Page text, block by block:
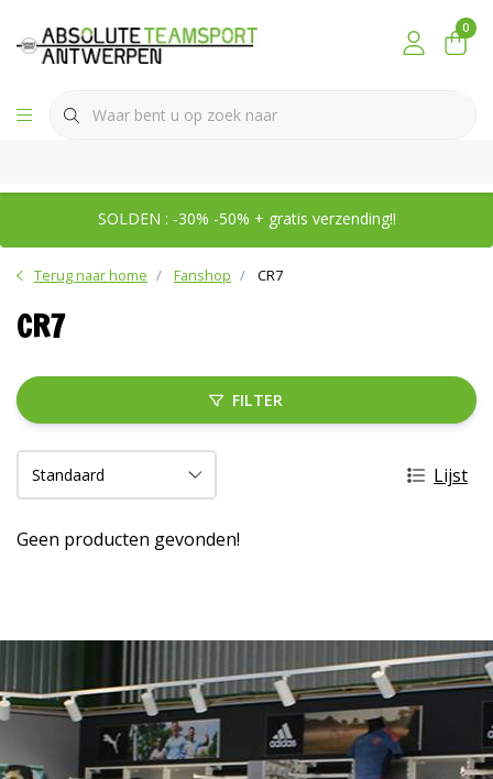
0
SOLDEN : -30% -50% + gratis verzending!!
Terug naar home Fanshop CR7
CR7
FILTER
Lijst
Geen producten gevonden!